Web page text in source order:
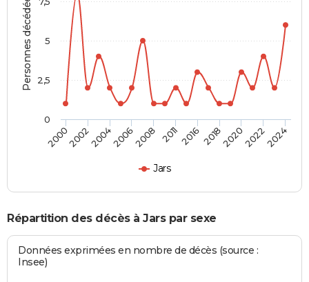
Personnes décédées
Jars
20002002200420062008 201120162018202020222024
0
2,5
5
Répartition des décès à Jars par sexe
Données exprimées en nombre de décès (source :
Insee)